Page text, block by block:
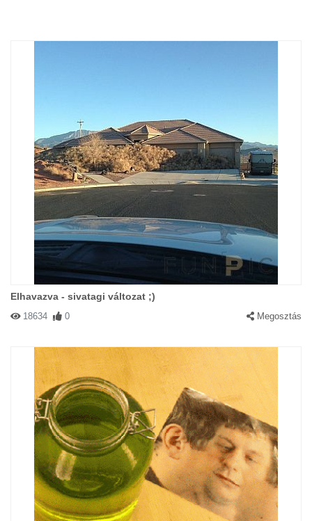
Elhavazva - sivatagi változat ;)
18634 0 Megosztás